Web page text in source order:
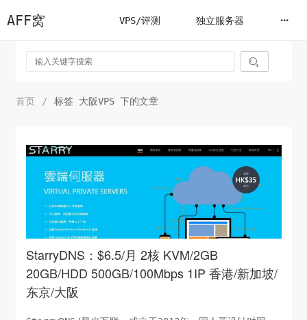
AFF窝 VPS/评测 独立服务器

首页 / 标签 大阪VPS 下的文章
StarryDNS：$6.5/月 2核 KVM/2GB
20GB/HDD 500GB/100Mbps 1IP 香港/新加坡/
东京/大阪